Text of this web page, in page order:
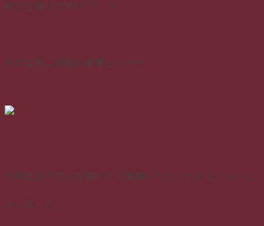
幸せな香りです(*´▽｀*)
今日は第二回目の食事セミナー
今回はお子さんを連れてご参加いただいた方もいらっし
ゃいました。